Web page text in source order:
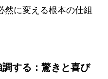
然に変える根本の仕組
する：驚きと喜び